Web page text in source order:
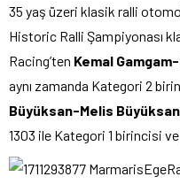
35 yaş üzeri klasik ralli
Historic Ralli Şampiyonası
Racing’ten Kemal
aynı zamanda Kategori 2
Büyüksan-Melis Büyüksan
1303 ile Kategori 1 birincisi